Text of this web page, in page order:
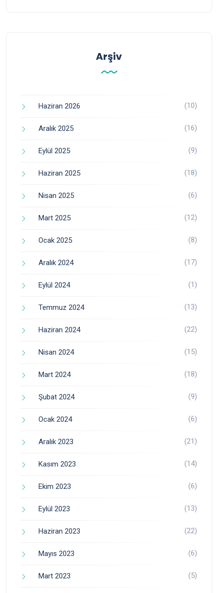
Arşiv
Haziran 2026 (10)
Aralık 2025 (16)
Eylül 2025 (9)
Haziran 2025 (18)
Nisan 2025 (6)
Mart 2025 (12)
Ocak 2025 (8)
Aralık 2024 (17)
Eylül 2024 (1)
Temmuz 2024 (13)
Haziran 2024 (22)
Nisan 2024 (15)
Mart 2024 (18)
Şubat 2024 (9)
Ocak 2024 (6)
Aralık 2023 (21)
Kasım 2023 (14)
Ekim 2023 (6)
Eylül 2023 (13)
Haziran 2023 (22)
Mayıs 2023 (6)
Mart 2023 (5)